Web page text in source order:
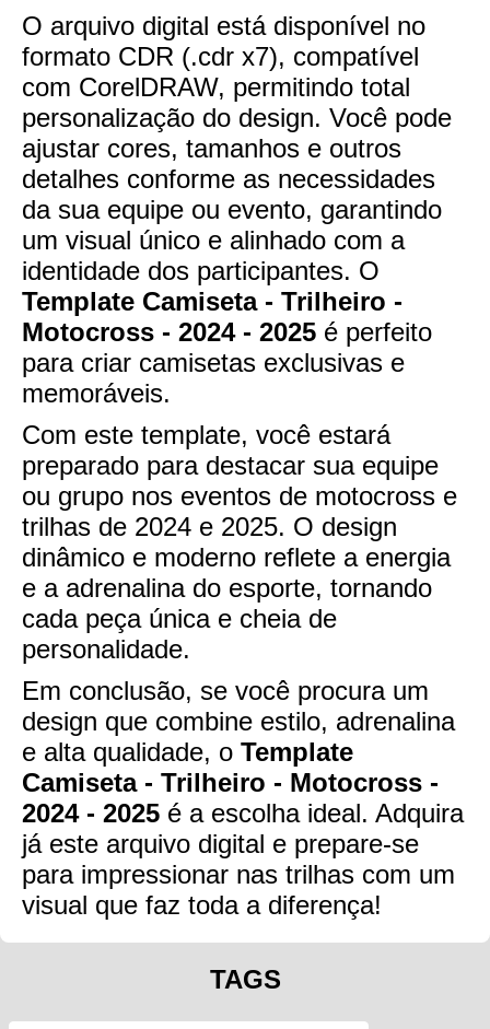
O arquivo digital está disponível no
formato CDR (.cdr x7), compatível
com CorelDRAW, permitindo total
personalização do design. Você pode
ajustar cores, tamanhos e outros
detalhes conforme as necessidades
da sua equipe ou evento, garantindo
um visual único e alinhado com a
identidade dos participantes. O
Template Camiseta - Trilheiro -
Motocross - 2024 - 2025 é perfeito
para criar camisetas exclusivas e
memoráveis.
Com este template, você estará
preparado para destacar sua equipe
ou grupo nos eventos de motocross e
trilhas de 2024 e 2025. O design
dinâmico e moderno reflete a energia
e a adrenalina do esporte, tornando
cada peça única e cheia de
personalidade.
Em conclusão, se você procura um
design que combine estilo, adrenalina
e alta qualidade, o Template
Camiseta - Trilheiro - Motocross -
2024 - 2025 é a escolha ideal. Adquira
já este arquivo digital e prepare-se
para impressionar nas trilhas com um
visual que faz toda a diferença!
TAGS